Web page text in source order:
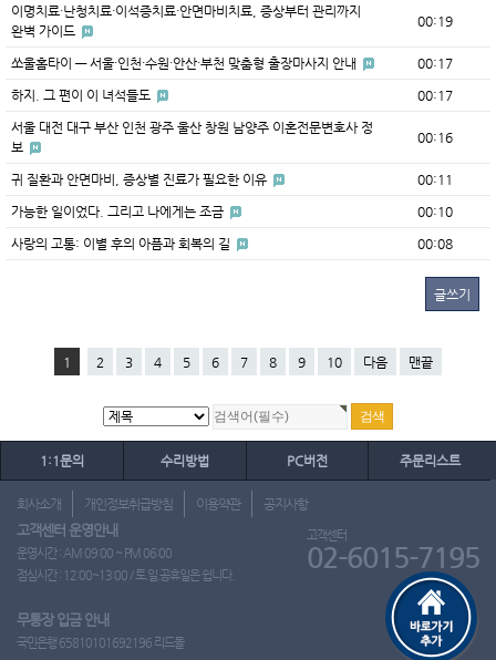
이명치료·난청치료·이석증치료·안면마비치료, 증상부터 관리까지
완벽 가이드
00:19
쏘울홈타이 — 서울·인천·수원·안산·부천 맞춤형 출장마사지 안내 00:17
하지. 그 편이 이 녀석들도 00:17
서울 대전 대구 부산 인천 광주 울산 창원 남양주 이혼전문변호사 정
보
00:16
귀 질환과 안면마비, 증상별 진료가 필요한 이유 00:11
가능한 일이었다. 그리고 나에게는 조금 00:10
사랑의 고통: 이별 후의 아픔과 회복의 길 00:08
글쓰기
1 2 3 4 5 6 7 8 9 10 다음 맨끝
1:1문의 수리방법 PC버전 주문리스트
회사소개 개인정보취급방침 이용약관 공지사항
고객센터 운영안내
운영시간 : AM 09:00 ~ PM 06:00
점심시간 : 12:00~13:00 / 토.일.공휴일은 쉽니다.
고객센터
02-6015-7195
무통장 입금 안내
국민은행 65810101692196 리드몰